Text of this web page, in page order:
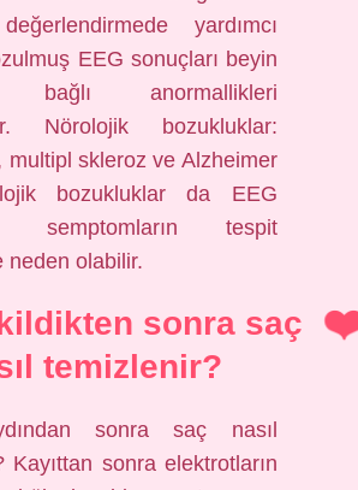
yardımcı
EEG sonuçları beyin
bağlı anormallikleri
Nörolojik bozukluklar:
multipl skleroz ve Alzheimer
bozukluklar da EEG
semptomların tespit
neden olabilir.
sonra saç
temizlenir?
sonra saç nasıl
Kayıttan sonra elektrotların